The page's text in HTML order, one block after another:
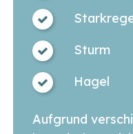
Sturm
Hagel
Aufgrund